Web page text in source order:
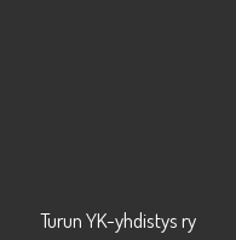
Turun YK-yhdistys ry